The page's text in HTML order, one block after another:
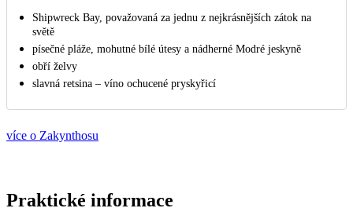
Shipwreck Bay, považovaná za jednu z nejkrásnějších zátok na
světě
písečné pláže, mohutné bílé útesy a nádherné Modré jeskyně
obří želvy
slavná retsina – víno ochucené pryskyřicí
více o Zakynthosu
Praktické informace